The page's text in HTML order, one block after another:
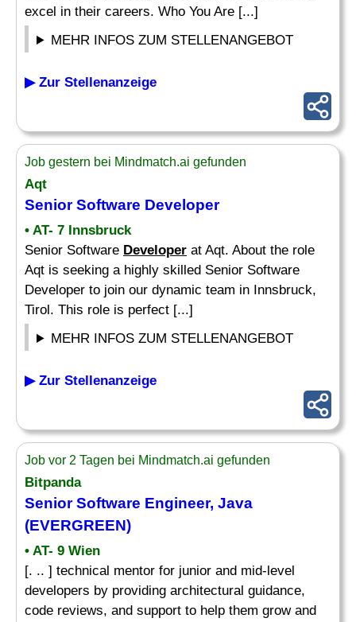
excel in their careers. Who You Are [...]
MEHR INFOS ZUM STELLENANGEBOT
▶ Zur Stellenanzeige
Job gestern bei Mindmatch.ai gefunden
Aqt
Senior Software Developer
• AT- 7 Innsbruck
Senior Software Developer at Aqt. About the role
Aqt is seeking a highly skilled Senior Software
Developer to join our dynamic team in Innsbruck,
Tirol. This role is perfect [...]
MEHR INFOS ZUM STELLENANGEBOT
▶ Zur Stellenanzeige
Job vor 2 Tagen bei Mindmatch.ai gefunden
Bitpanda
Senior Software Engineer, Java
(EVERGREEN)
• AT- 9 Wien
[. .. ] technical mentor for junior and mid-level
developers by providing architectural guidance,
code reviews, and support to help them grow and